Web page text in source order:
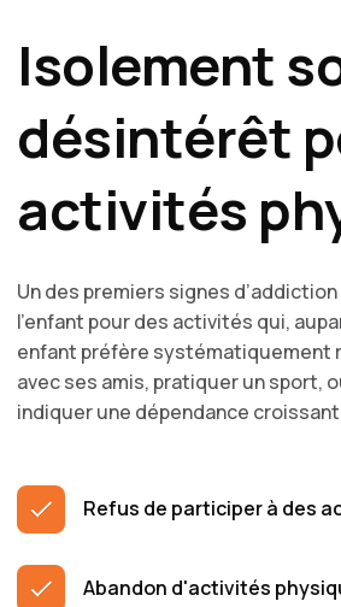
Isolement
désintérêt
activités
Un des premiers signes
l’enfant pour des activités qui,
enfant préfère systématiquement
avec ses amis, pratiquer un sport,
indiquer une dépendance
Refus de participer à des
Abandon d'activités